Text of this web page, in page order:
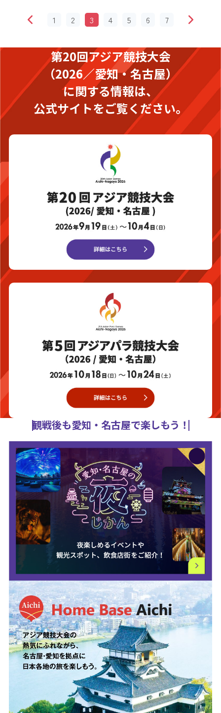
1 2 3 4 5 6 7
第20回アジア競技大会
（2026／愛知・名古屋）
に関する情報は、
公式サイトをご覧ください。
観戦後も愛知・名古屋で楽しもう！